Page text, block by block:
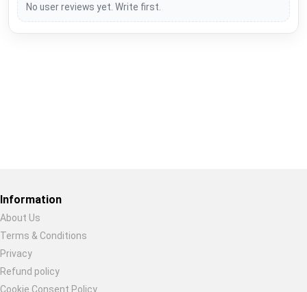
No user reviews yet. Write first.
Information
About Us
Terms & Conditions
Privacy
Refund policy
Cookie Consent Policy